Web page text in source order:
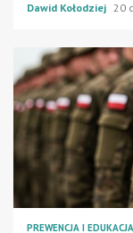
Dawid Kołodziej 20
PREWENCJA I